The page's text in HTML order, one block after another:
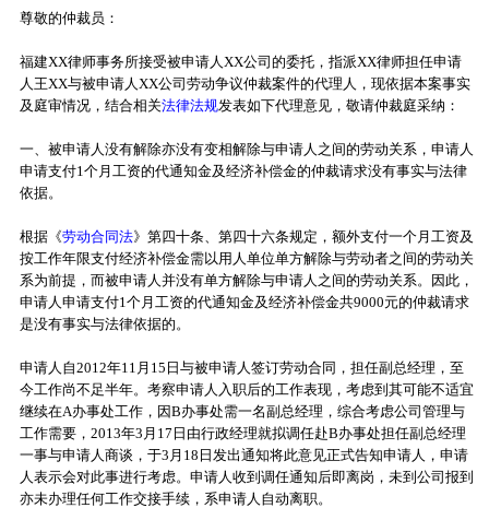
尊敬的仲裁员：
福建XX律师事务所接受被申请人XX公司的委托，指派XX律师担任申请
人王XX与被申请人XX公司劳动争议仲裁案件的代理人，现依据本案事实
及庭审情况，结合相关法律法规发表如下代理意见，敬请仲裁庭采纳：
一、被申请人没有解除亦没有变相解除与申请人之间的劳动关系，申请人
申请支付1个月工资的代通知金及经济补偿金的仲裁请求没有事实与法律
依据。
根据《劳动合同法》第四十条、第四十六条规定，额外支付一个月工资及
按工作年限支付经济补偿金需以用人单位单方解除与劳动者之间的劳动关
系为前提，而被申请人并没有单方解除与申请人之间的劳动关系。因此，
申请人申请支付1个月工资的代通知金及经济补偿金共9000元的仲裁请求
是没有事实与法律依据的。
申请人自2012年11月15日与被申请人签订劳动合同，担任副总经理，至
今工作尚不足半年。考察申请人入职后的工作表现，考虑到其可能不适宜
继续在A办事处工作，因B办事处需一名副总经理，综合考虑公司管理与
工作需要，2013年3月17日由行政经理就拟调任赴B办事处担任副总经理
一事与申请人商谈，于3月18日发出通知将此意见正式告知申请人，申请
人表示会对此事进行考虑。申请人收到调任通知后即离岗，未到公司报到
亦未办理任何工作交接手续，系申请人自动离职。